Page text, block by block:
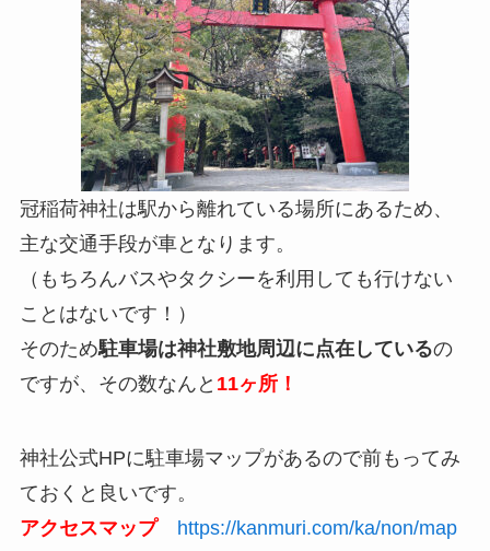
冠稲荷神社は駅から離れている場所にあるため、
主な交通手段が車となります。
（もちろんバスやタクシーを利用しても行けない
ことはないです！）
そのため駐車場は神社敷地周辺に点在しているの
ですが、その数なんと 11ヶ所！
神社公式HPに駐車場マップがあるので前もってみ
ておくと良いです。
アクセスマップ
https://kanmuri.com/ka/non/map